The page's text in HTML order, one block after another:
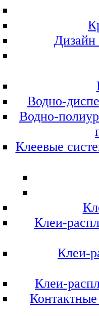
Водно-
Водно-
Клеевые
Клеи-
Клеи-
Клеи-